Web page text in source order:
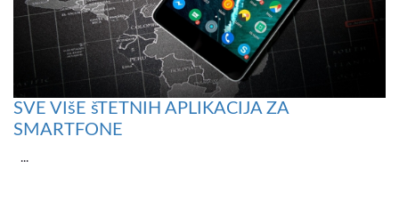
SVE VIšE šTETNIH APLIKACIJA ZA
SMARTFONE
...